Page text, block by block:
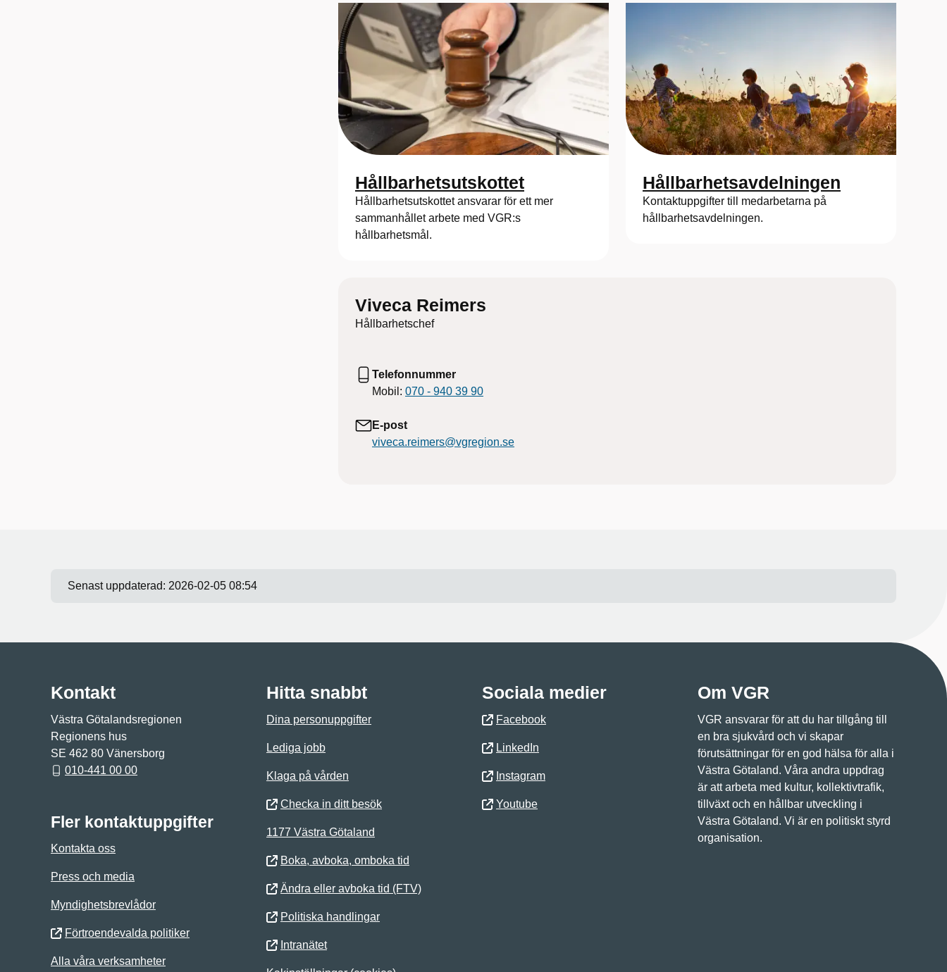
Hållbarhetsutskottet
Hållbarhetsutskottet ansvarar för ett mer
sammanhållet arbete med VGR:s
hållbarhetsmål.
Hållbarhetsavdelningen
Kontaktuppgifter till medarbetarna på
hållbarhetsavdelningen.
Viveca Reimers
Hållbarhetschef
Telefonnummer
Mobil: 070 - 940 39 90
E-post
viveca.reimers@vgregion.se
Senast uppdaterad: 2026-02-05 08:54
Kontakt
Västra Götalandsregionen
Regionens hus
SE 462 80 Vänersborg
010-441 00 00
Fler kontaktuppgifter
Kontakta oss
Press och media
Myndighetsbrevlådor
Förtroendevalda politiker
Alla våra verksamheter
Hitta snabbt
Dina personuppgifter
Lediga jobb
Klaga på vården
Checka in ditt besök
1177 Västra Götaland
Boka, avboka, omboka tid
Ändra eller avboka tid (FTV)
Politiska handlingar
Intranätet
Sociala medier
Facebook
LinkedIn
Instagram
Youtube
Om VGR
VGR ansvarar för att du har tillgång till
en bra sjukvård och vi skapar
förutsättningar för en god hälsa för alla i
Västra Götaland. Våra andra uppdrag
är att arbeta med kultur, kollektivtrafik,
tillväxt och en hållbar utveckling i
Västra Götaland. Vi är en politiskt styrd
organisation.